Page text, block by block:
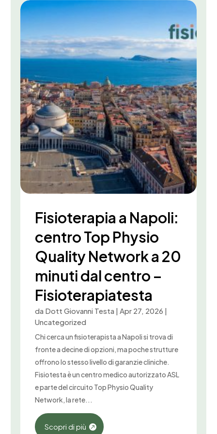
Fisioterapia a Napoli:
centro Top Physio
Quality Network a 20
minuti dal centro –
Fisioterapiatesta
da Dott Giovanni Testa |Apr 27, 2026 |
Uncategorized
Chi cerca un fisioterapista a Napoli si trova di
fronte a decine di opzioni, ma poche strutture
offrono lo stesso livello di garanzie cliniche.
Fisiotesta è un centro medico autorizzato ASL
e parte del circuito Top Physio Quality
Network, la rete...
Scopri di più